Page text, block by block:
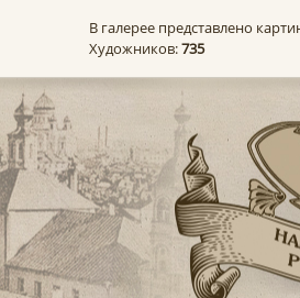
В галерее представлено
Художников:735